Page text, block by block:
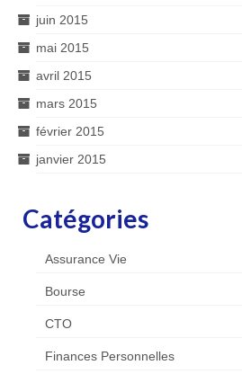
juin 2015
mai 2015
avril 2015
mars 2015
février 2015
janvier 2015
Catégories
Assurance Vie
Bourse
CTO
Finances Personnelles